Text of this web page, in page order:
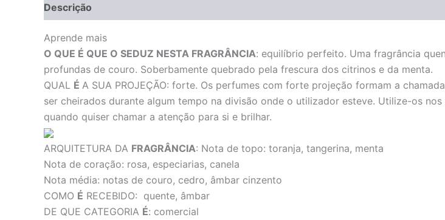
Descrição
Aprende mais
O QUE É QUE O SEDUZ NESTA FRAGRÂNCIA: equilíbrio perfeito. Uma fragrância
profundas de couro. Soberbamente quebrado pela frescura dos citrinos e da menta.
QUAL É A SUA PROJEÇÃO: forte. Os perfumes com forte projeção formam a
ser cheirados durante algum tempo na divisão onde o utilizador esteve. Utilize-os
quando quiser chamar a atenção para si e brilhar.
ARQUITETURA DA FRAGRÂNCIA: Nota de topo: toranja, tangerina, menta
Nota de coração: rosa, especiarias, canela
Nota média: notas de couro, cedro, âmbar cinzento
COMO É RECEBIDO: quente, âmbar
DE QUE CATEGORIA É: comercial